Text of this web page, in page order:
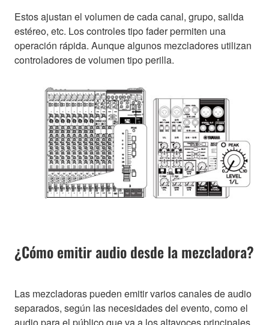
Estos ajustan el volumen de cada canal, grupo, salida
estéreo, etc. Los controles tipo fader permiten una
operación rápida. Aunque algunos mezcladores utilizan
controladores de volumen tipo perilla.
¿Cómo emitir audio desde la mezcladora?
Las mezcladoras pueden emitir varios canales de audio
separados, según las necesidades del evento, como el